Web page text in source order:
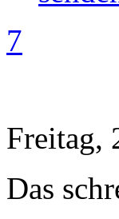
7
Freitag,
Das